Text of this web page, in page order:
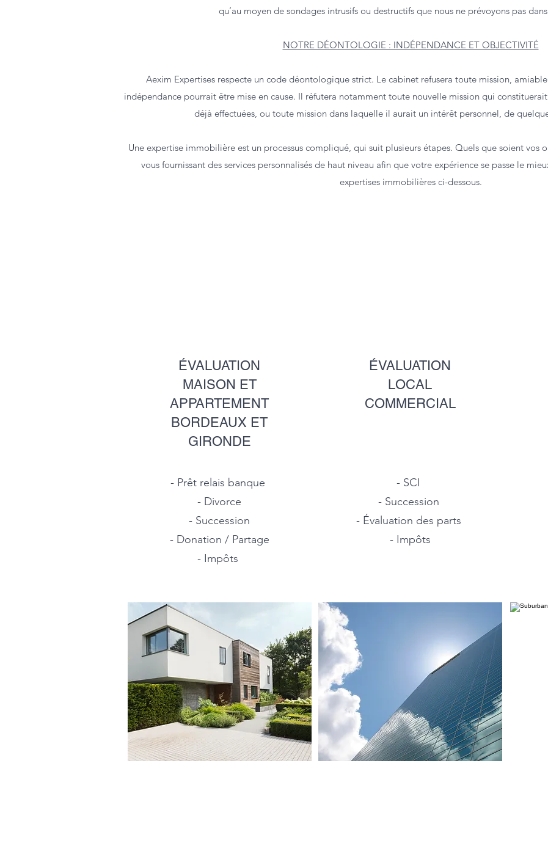
qu’au moyen de sondages intrusifs ou destructifs que nous ne prévoyons pas
NOTRE DÉONTOLOGIE : INDÉPENDANCE ET OBJECTIVITÉ
Aexim Expertises respecte un code déontologique strict. Le cabinet refusera toute mission,
indépendance pourrait être mise en cause. Il réfutera notamment toute nouvelle mission qui
déjà effectuées, ou toute mission dans laquelle il aurait un intérêt personnel, de
Une expertise immobilière est un processus compliqué, qui suit plusieurs étapes. Quels que soient vos
vous fournissant des services personnalisés de haut niveau afin que votre expérience se passe le
expertises immobilières ci-dessous.
ÉVALUATION
MAISON ET
APPARTEMENT
BORDEAUX ET
GIRONDE
- Prêt relais banque
- Divorce
- Succession
- Donation / Partage
- Impôts
ÉVALUATION
LOCAL
COMMERCIAL
- SCI
- Succession
- Évaluation des parts
- Impôts